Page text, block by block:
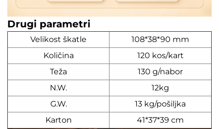
Drugi parametri
Velikost škatle
108*38*90 mm
Količina
120 kos/kart
Teža
130 g/nabor
N.W.
12kg
G.W.
13 kg/pošiljka
Karton
41*37*39 cm